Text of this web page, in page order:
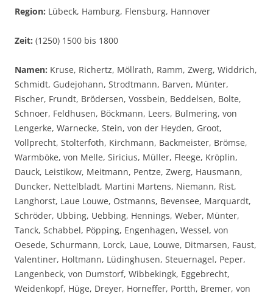
Region: Lübeck, Hamburg, Flensburg, Hannover
Zeit: (1250) 1500 bis 1800
Namen: Kruse, Richertz, Möllrath, Ramm, Zwerg, Widdrich,
Schmidt, Gudejohann, Strodtmann, Barven, Münter,
Fischer, Frundt, Brödersen, Vossbein, Beddelsen, Bolte,
Schnoer, Feldhusen, Böckmann, Leers, Bulmering, von
Lengerke, Warnecke, Stein, von der Heyden, Groot,
Vollprecht, Stolterfoth, Kirchmann, Backmeister, Brömse,
Warmböke, von Melle, Siricius, Müller, Fleege, Kröplin,
Dauck, Leistikow, Meitmann, Pentze, Zwerg, Hausmann,
Duncker, Nettelbladt, Martini Martens, Niemann, Rist,
Langhorst, Laue Louwe, Ostmanns, Bevensee, Marquardt,
Schröder, Ubbing, Uebbing, Hennings, Weber, Münter,
Tanck, Schabbel, Pöpping, Engenhagen, Wessel, von
Oesede, Schurmann, Lorck, Laue, Louwe, Ditmarsen, Faust,
Valentiner, Holtmann, Lüdinghusen, Steuernagel, Peper,
Langenbeck, von Dumstorf, Wibbekingk, Eggebrecht,
Weidenkopf, Hüge, Dreyer, Horneffer, Portth, Bremer, von